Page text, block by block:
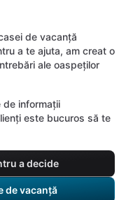
de vacanță
a te ajuta, am creat o
ale oaspeților
de informații
este bucuros să te
a decide
de vacanță